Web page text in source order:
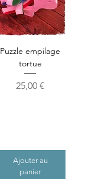
Puzzle empilage
tortue
Prix
25,00 €
Ajouter au
panier